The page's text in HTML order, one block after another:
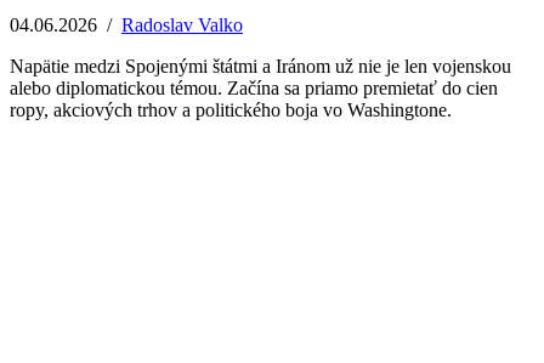
04.06.2026 / Radoslav Valko
Napätie medzi Spojenými štátmi a Iránom už nie je len vojenskou
alebo diplomatickou témou. Začína sa priamo premietať do cien
ropy, akciových trhov a politického boja vo Washingtone.